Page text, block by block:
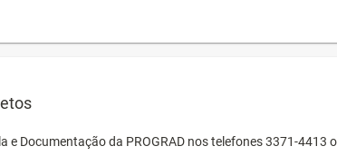
Documentação da PROGRAD nos telefones 3371-4413